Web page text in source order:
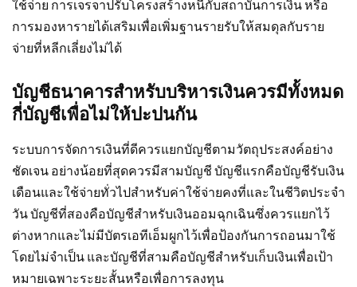
ใช้จ่าย การเจรจาปรับโครงสร้างหนี้กับสถาบันการเงิน หรือ
การมองหารายได้เสริมเพื่อเพิ่มฐานรายรับให้สมดุลกับราย
จ่ายที่หลีกเลี่ยงไม่ได้
บัญชีธนาคารสำหรับบริหารเงินควรมีทั้งหมด
กี่บัญชีเพื่อไม่ให้ปะปนกัน
ระบบการจัดการเงินที่ดีควรแยกบัญชีตามวัตถุประสงค์อย่าง
ชัดเจน อย่างน้อยที่สุดควรมีสามบัญชี บัญชีแรกคือบัญชีรับเงิน
เดือนและใช้จ่ายทั่วไปสำหรับค่าใช้จ่ายคงที่และในชีวิตประจำ
วัน บัญชีที่สองคือบัญชีสำหรับเงินออมฉุกเฉินซึ่งควรแยกไว้
ต่างหากและไม่มีบัตรเอทีเอ็มผูกไว้เพื่อป้องกันการถอนมาใช้
โดยไม่จำเป็น และบัญชีที่สามคือบัญชีสำหรับเก็บเงินเพื่อเป้า
หมายเฉพาะระยะสั้นหรือเพื่อการลงทุน